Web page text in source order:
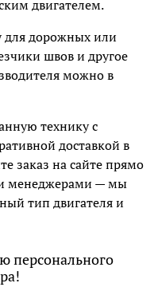
двигателем.
для дорожных или
швов и другое
можно в
технику с
доставкой в
заказ на сайте прямо
менеджерами — мы
тип двигателя и
персонального